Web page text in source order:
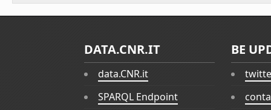
DATA.CNR.IT
data.CNR.it
SPARQL Endpoint
BE